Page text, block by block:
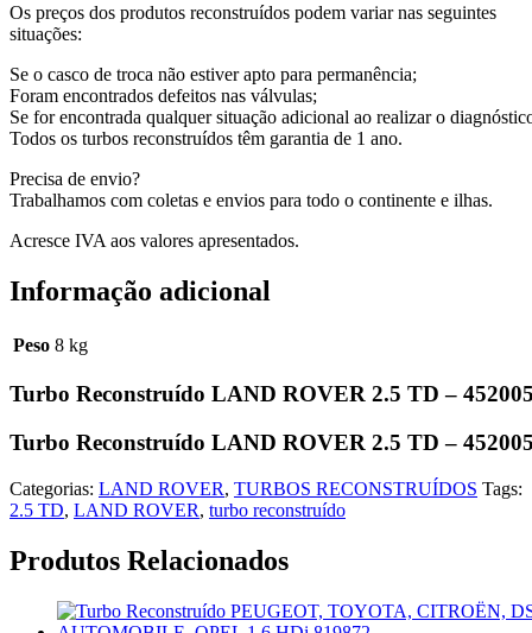
Os preços dos produtos reconstruídos podem variar nas seguintes
situações:
Se o casco de troca não estiver apto para permanência;
Foram encontrados defeitos nas válvulas;
Se for encontrada qualquer situação adicional ao realizar o
Todos os turbos reconstruídos têm garantia de 1 ano.
Precisa de envio?
Trabalhamos com coletas e envios para todo o continente e ilhas.
Acresce IVA aos valores apresentados.
Informação adicional
Peso 8 kg
Turbo Reconstruído LAND ROVER 2.5 TD –
Turbo Reconstruído LAND ROVER 2.5 TD –
Categorias: LAND ROVER, TURBOS RECONSTRUÍDOS Tags:
2.5 TD, LAND ROVER, turbo reconstruído
Produtos Relacionados